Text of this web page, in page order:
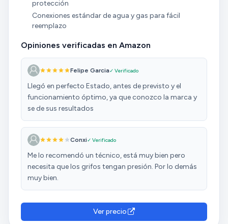
protección
Conexiones estándar de agua y gas para fácil
reemplazo
Opiniones verificadas en Amazon
Felipe Garcia✓ Verificado
Llegó en perfecto Estado, antes de previsto y el
funcionamiento óptimo, ya que conozco la marca y
se de sus resultados
Conxi✓ Verificado
Me lo recomendó un técnico, está muy bien pero
necesita que los grifos tengan presión. Por lo demás
muy bien.
Ver precio